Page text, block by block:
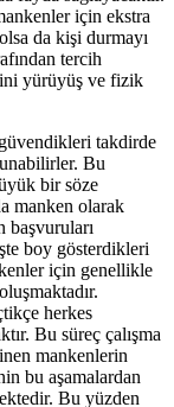
için ekstra
da kişi durmayı
tercih
yürüyüş ve fizik
takdirde
Bu
bir söze
manken olarak
başvuruları
boy gösterdikleri
için genellikle
herkes
Bu süreç çalışma
mankenlerin
bu aşamalardan
Bu yüzden